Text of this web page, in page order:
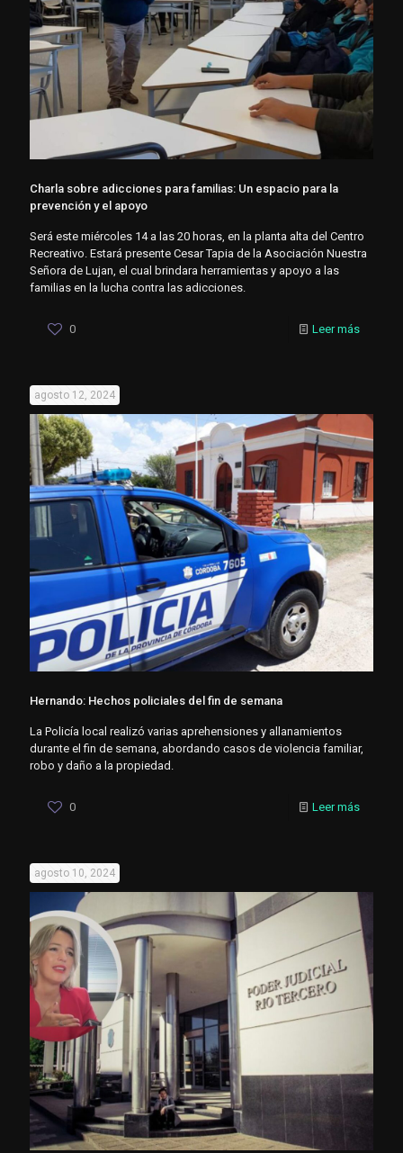
Charla sobre adicciones para familias: Un espacio para la
prevención y el apoyo
Será este miércoles 14 a las 20 horas, en la planta alta del Centro
Recreativo. Estará presente Cesar Tapia de la Asociación Nuestra
Señora de Lujan, el cual brindara herramientas y apoyo a las
familias en la lucha contra las adicciones.
0 Leer más
agosto 12, 2024
Hernando: Hechos policiales del fin de semana
La Policía local realizó varias aprehensiones y allanamientos
durante el fin de semana, abordando casos de violencia familiar,
robo y daño a la propiedad.
0 Leer más
agosto 10, 2024